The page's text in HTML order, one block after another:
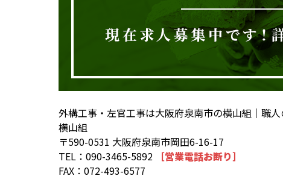
外構工事・左官工事は大阪府泉南市の横山組｜職
横山組
〒590-0531 大阪府泉南市岡田6-16-17
TEL：090-3465-5892
［営業電話お断り］
FAX：072-493-6577